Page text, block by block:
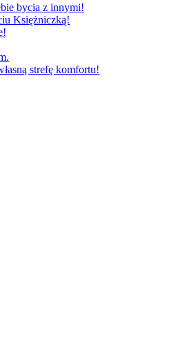
bycia z innymi!
Księżniczką!
strefę komfortu!